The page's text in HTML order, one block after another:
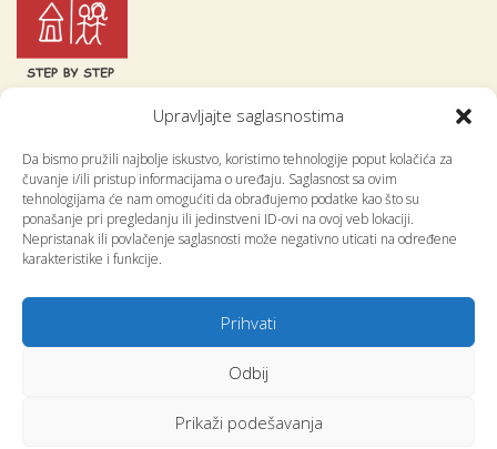
Upravljajte saglasnostima
Da bismo pružili najbolje iskustvo, koristimo tehnologije poput kolačića za
čuvanje i/ili pristup informacijama o uređaju. Saglasnost sa ovim
tehnologijama će nam omogućiti da obrađujemo podatke kao što su
ponašanje pri pregledanju ili jedinstveni ID-ovi na ovoj veb lokaciji.
Nepristanak ili povlačenje saglasnosti može negativno uticati na određene
karakteristike i funkcije.
Prihvati
Odbij
Prikaži podešavanja
Step by Step
Kralja Tvrtka 1, 71 000 Sarajevo
Tel. +387 33 66 76 73
Fax. +387 33 26 79 90
E-mail. office@coi-stepbystep.ba
www.sbs.ba